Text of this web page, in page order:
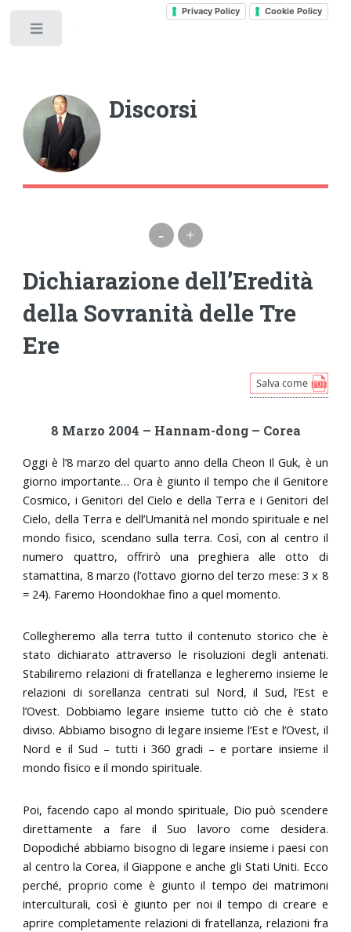
Privacy Policy Cookie Policy
Discorsi
- +
Dichiarazione dell’Eredità
della Sovranità delle Tre
Ere
8 Marzo 2004 – Hannam-dong – Corea
Oggi è l’8 marzo del quarto anno della Cheon Il Guk, è un
giorno importante… Ora è giunto il tempo che il Genitore
Cosmico, i Genitori del Cielo e della Terra e i Genitori del
Cielo, della Terra e dell’Umanità nel mondo spirituale e nel
mondo fisico, scendano sulla terra. Così, con al centro il
numero quattro, offrirò una preghiera alle otto di
stamattina, 8 marzo (l’ottavo giorno del terzo mese: 3 x 8
= 24). Faremo Hoondokhae fino a quel momento.
Collegheremo alla terra tutto il contenuto storico che è
stato dichiarato attraverso le risoluzioni degli antenati.
Stabiliremo relazioni di fratellanza e legheremo insieme le
relazioni di sorellanza centrati sul Nord, il Sud, l’Est e
l’Ovest. Dobbiamo legare insieme tutto ciò che è stato
diviso. Abbiamo bisogno di legare insieme l’Est e l’Ovest, il
Nord e il Sud – tutti i 360 gradi – e portare insieme il
mondo fisico e il mondo spirituale.
Poi, facendo capo al mondo spirituale, Dio può scendere
direttamente a fare il Suo lavoro come desidera.
Dopodiché abbiamo bisogno di legare insieme i paesi con
al centro la Corea, il Giappone e anche gli Stati Uniti. Ecco
perché, proprio come è giunto il tempo dei matrimoni
interculturali, così è giunto per noi il tempo di creare e
aprire completamente relazioni di fratellanza, relazioni fra